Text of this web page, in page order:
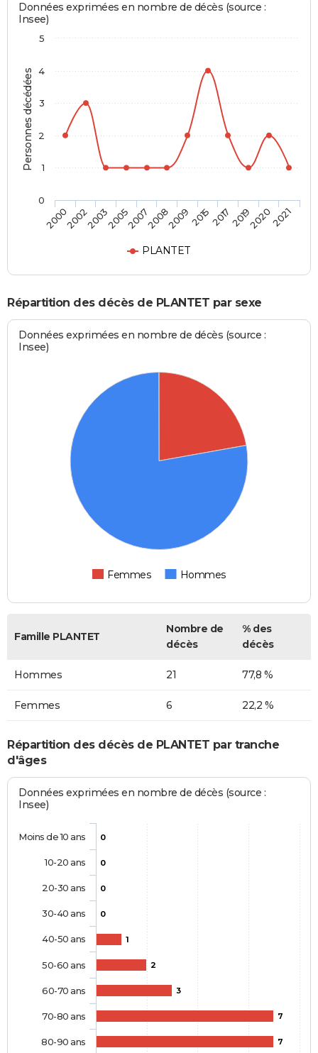
Personnes décédées
Données exprimées en nombre de décès (source :
Insee)
PLANTET
200020022003200520072008200920152017201920202021
0
1
2
3
4
5
Répartition des décès de PLANTET par sexe
Données exprimées en nombre de décès (source :
Insee)
Femmes Hommes
Famille PLANTET
Nombre de
décès
% des
décès
Hommes 21 77,8 %
Femmes 6 22,2 %
Répartition des décès de PLANTET par tranche
d'âges
Données exprimées en nombre de décès (source :
Insee)
0
0
0
0
1
2
3
7
7
Moins de 10 ans
10-20 ans
20-30 ans
30-40 ans
40-50 ans
50-60 ans
60-70 ans
70-80 ans
80-90 ans